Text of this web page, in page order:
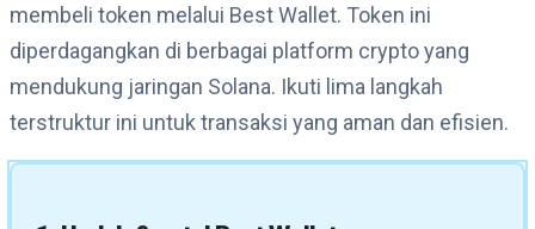
membeli token melalui Best Wallet. Token ini
diperdagangkan di berbagai platform crypto yang
mendukung jaringan Solana. Ikuti lima langkah
terstruktur ini untuk transaksi yang aman dan efisien.